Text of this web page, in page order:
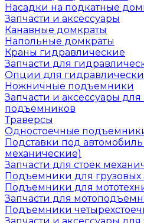
Насадки на подкатные
Запчасти и аксессуары
Канавные домкраты
Напольные домкраты
Краны гидравлические
Запчасти для
Опции для
Ножничные подъемники
Запчасти и аксессуары
подъемников
Траверсы
Одностоечные
Подставки под
механические)
Запчасти для стоек
Подъемники для грузовых
Подъемники для
Запчасти для
Подъемники